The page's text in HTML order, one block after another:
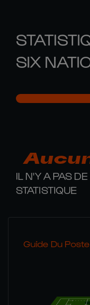
SIX
IL N'Y A PAS
STATISTIQUE
Guide Du Poste